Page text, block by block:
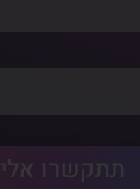
תתקשרו אלי